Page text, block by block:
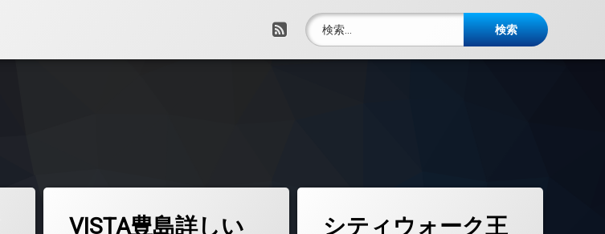
RSS
検索:
VISTA豊島詳しい
シティウォーク王